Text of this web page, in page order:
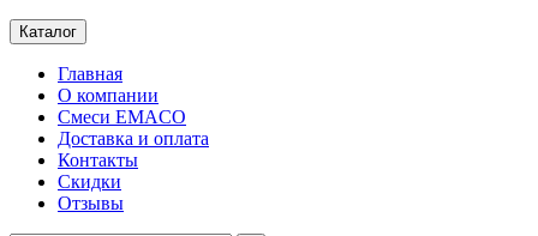
Каталог
Главная
О компании
Смеси EMACO
Доставка и оплата
Контакты
Скидки
Отзывы